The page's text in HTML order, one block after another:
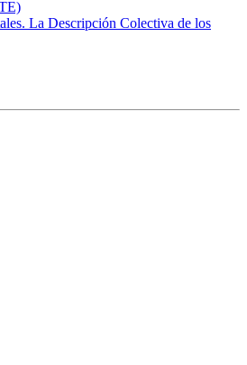
La Descripción Colectiva de los